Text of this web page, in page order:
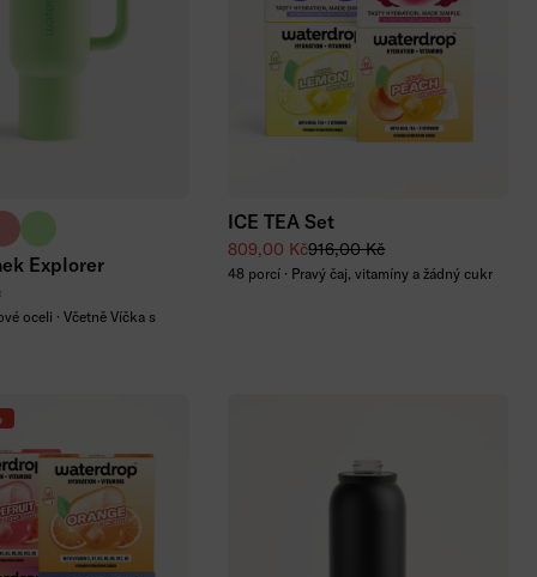
modrá
růžová
signature zelená
Explorer
oceli · Včetně Víčka s
ICE TEA Set
Zvýhodněná cena
809,00 KčBěžná cena
916,00 Kč
48 porcí · Pravý čaj, vitamíny a žádný cukr